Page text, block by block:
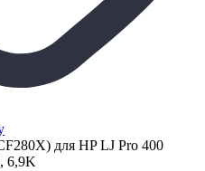
для HP LJ Pro 400
6,9K